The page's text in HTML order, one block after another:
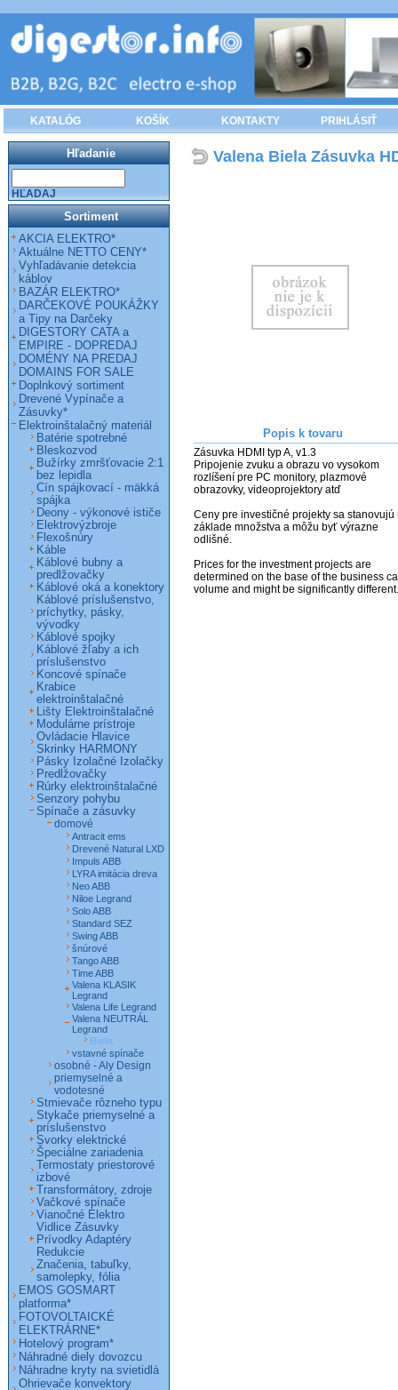
KATALÓG KOŠÍK KONTAKTY PRIHLÁSIŤ
Valena Biela Zásuvka
Popis k tovaru
Zásuvka HDMI typ A, v1.3
Pripojenie zvuku a obrazu vo vysokom
rozlíšení pre PC monitory, plazmové
obrazovky, videoprojektory atď
Ceny pre investičné projekty sa stanovujú
základe množstva a môžu byť výrazne
odlišné.
Prices for the investment projects are
determined on the base of the business
volume and might be significantly different.
Hľadanie
HĽADAJ
Sortiment
AKCIA ELEKTRO*
Aktuálne NETTO CENY*
Vyhľadávanie detekcia
káblov
BAZÁR ELEKTRO*
DARČEKOVÉ POUKÁŽKY
a Tipy na Darčeky
DIGESTORY CATA a
EMPIRE - DOPREDAJ
DOMÉNY NA PREDAJ
DOMAINS FOR SALE
Doplnkový sortiment
Drevené Vypínače a
Zásuvky*
Elektroinštalačný materiál
Batérie spotrebné
Bleskozvod
Bužírky zmršťovacie 2:1
bez lepidla
Cín spájkovací - mäkká
spájka
Deony - výkonové ističe
Elektrovýzbroje
Flexošnúry
Káble
Káblové bubny a
predlžovačky
Káblové oká a konektory
Káblové príslušenstvo,
príchytky, pásky,
vývodky
Káblové spojky
Káblové žľaby a ich
príslušenstvo
Koncové spínače
Krabice
elektroinštalačné
Lišty Elektroinštalačné
Modulárne prístroje
Ovládacie Hlavice
Skrinky HARMONY
Pásky Izolačné Izolačky
Predlžovačky
Rúrky elektroinštalačné
Senzory pohybu
Spínače a zásuvky
domové
Antracit ems
Drevené Natural LXD
Impuls ABB
LYRA imitácia dreva
Neo ABB
Niloe Legrand
Solo ABB
Standard SEZ
Swing ABB
šnúrové
Tango ABB
Time ABB
Valena KLASIK
Legrand
Valena Life Legrand
Valena NEUTRÁL
Legrand
Biela
vstavné spínače
osobné - Aly Design
priemyselné a
vodotesné
Stmievače rôzneho typu
Stykače priemyselné a
príslušenstvo
Svorky elektrické
Špeciálne zariadenia
Termostaty priestorové
izbové
Transformátory, zdroje
Vačkové spínače
Vianočné Elektro
Vidlice Zásuvky
Prívodky Adaptéry
Redukcie
Značenia, tabuľky,
samolepky, fólia
EMOS GOSMART
platforma*
FOTOVOLTAICKÉ
ELEKTRÁRNE*
Hotelový program*
Náhradné diely dovozcu
Náhradne kryty na svietidlá
Ohrievače konvektory